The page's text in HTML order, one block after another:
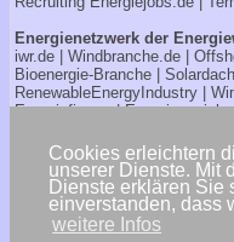
Cookies erleichtern
unserer Dienste. Mit
Dienste erklären Sie
einverstanden, dass
weitere Infos
Energienetzwerk der
iwr.de
Windbranche.de
Bioenergie-Branche
RenewableEnergyIndustry
Energiefirmen|
Verbraucherportale Energie
Strompreisrechner.de|
Energiehandwerker.de
<< zurück